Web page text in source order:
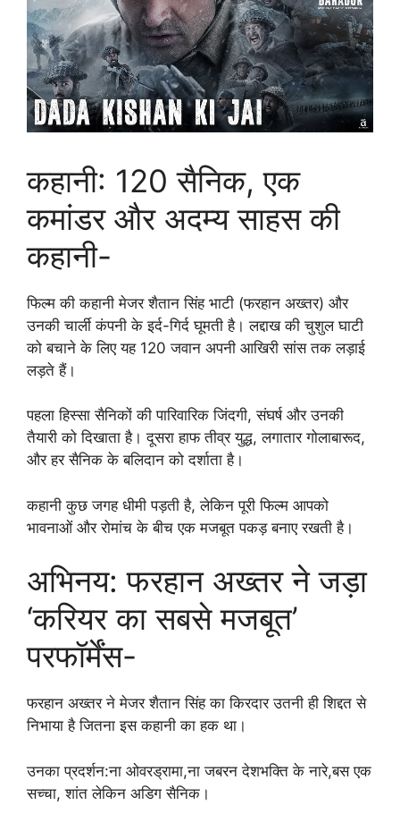
कहानी: 120 सैनिक, एक
कमांडर और अदम्य साहस की
कहानी-
फिल्म की कहानी मेजर शैतान सिंह भाटी (फरहान अख्तर) और
उनकी चार्ली कंपनी के इर्द-गिर्द घूमती है। लद्दाख की चुशुल घाटी
को बचाने के लिए यह 120 जवान अपनी आखिरी सांस तक लड़ाई
लड़ते हैं।
पहला हिस्सा सैनिकों की पारिवारिक जिंदगी, संघर्ष और उनकी
तैयारी को दिखाता है। दूसरा हाफ तीव्र युद्ध, लगातार गोलाबारूद,
और हर सैनिक के बलिदान को दर्शाता है।
कहानी कुछ जगह धीमी पड़ती है, लेकिन पूरी फिल्म आपको
भावनाओं और रोमांच के बीच एक मजबूत पकड़ बनाए रखती है।
अभिनय: फरहान अख्तर ने जड़ा
‘करियर का सबसे मजबूत’
परफॉर्मेंस-
फरहान अख्तर ने मेजर शैतान सिंह का किरदार उतनी ही शिद्दत से
निभाया है जितना इस कहानी का हक था।
उनका प्रदर्शन:ना ओवरड्रामा,ना जबरन देशभक्ति के नारे,बस एक
सच्चा, शांत लेकिन अडिग सैनिक।